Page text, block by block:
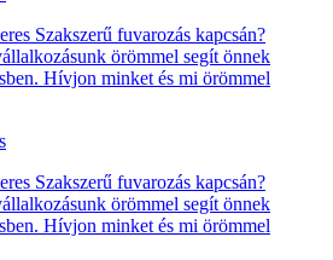
Szakszerű fuvarozás kapcsán?
örömmel segít önnek
Hívjon minket és mi örömmel
Szakszerű fuvarozás kapcsán?
örömmel segít önnek
Hívjon minket és mi örömmel